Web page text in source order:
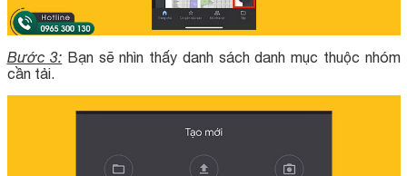
Bước 3: Bạn sẽ nhìn thấy danh sách danh mục thuộc nhóm
cần tải.